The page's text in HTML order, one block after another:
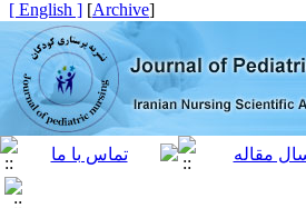
[
Archive
]
[ English ]